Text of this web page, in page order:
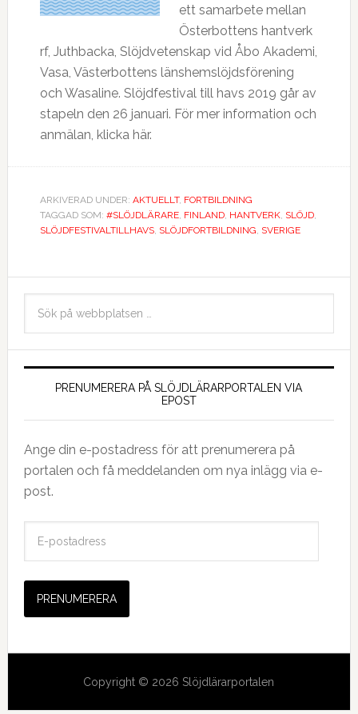
ett samarbete mellan
Österbottens hantverk
rf, Juthbacka, Slöjdvetenskap vid Åbo Akademi,
Vasa, Västerbottens länshemslöjdsförening
och Wasaline. Slöjdfestival till havs 2019 går av
stapeln den 26 januari. För mer information och
anmälan, klicka här.
ARKIVERAD UNDER: AKTUELLT, FORTBILDNING
TAGGAD SOM: #SLÖJDLÄRARE, FINLAND, HANTVERK, SLÖJD,
SLÖJDFESTIVALTILLHAVS, SLÖJDFORTBILDNING, SVERIGE
PRENUMERERA PÅ SLÖJDLÄRARPORTALEN VIA
EPOST
Ange din e-postadress för att prenumerera på
portalen och få meddelanden om nya inlägg via e-
post.
s
a
Copyright © 2026 Slöjdlärarportalen